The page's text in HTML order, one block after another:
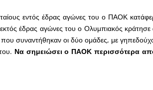
εντός έδρας αγώνες του ο ΠΑΟΚ
έδρας αγώνες του ο Ολυμπιακός κράτησε
που συναντήθηκαν οι δύο ομάδες, με
Να σημειώσει ο ΠΑΟΚ περισσότερα